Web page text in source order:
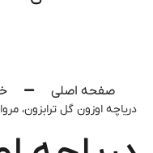
صفحه اصلی
دریاچه اوزون گل ترابزون،